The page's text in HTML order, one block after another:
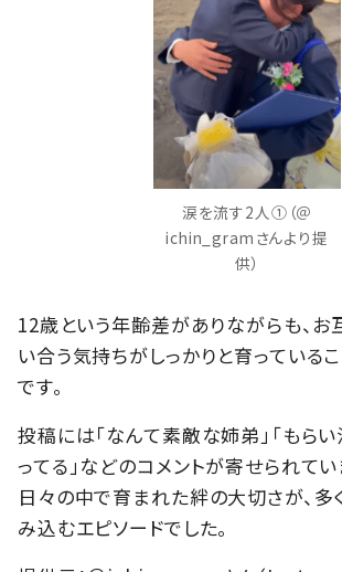
涙を流す2人①（＠
ichin_gramさんより提
供）
12歳という年齢差がありながらも、
い合う気持ちがしっかりと育っている
です。
投稿には「なんて素敵な姉弟」「もら
ってる」などのコメントが寄せられてい
日々の中で育まれた絆の大切さが、多
み込むエピソードでした。